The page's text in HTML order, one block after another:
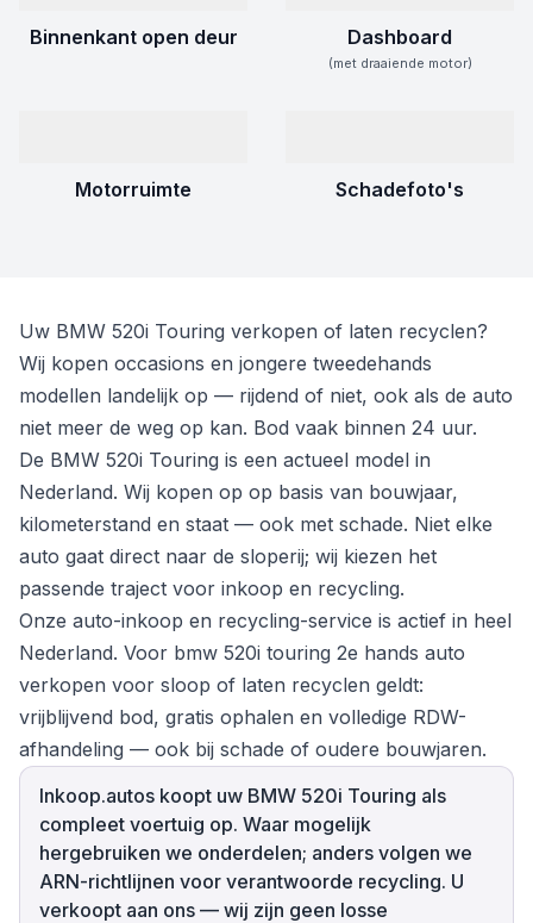
Binnenkant open deur Dashboard
(met draaiende motor)
Motorruimte Schadefoto's
Uw BMW 520i Touring verkopen of laten recyclen?
Wij kopen occasions en jongere tweedehands
modellen landelijk op — rijdend of niet, ook als de auto
niet meer de weg op kan. Bod vaak binnen 24 uur.
De BMW 520i Touring is een actueel model in
Nederland. Wij kopen op op basis van bouwjaar,
kilometerstand en staat — ook met schade. Niet elke
auto gaat direct naar de sloperij; wij kiezen het
passende traject voor inkoop en recycling.
Onze auto-inkoop en recycling-service is actief in heel
Nederland. Voor bmw 520i touring 2e hands auto
verkopen voor sloop of laten recyclen geldt:
vrijblijvend bod, gratis ophalen en volledige RDW-
afhandeling — ook bij schade of oudere bouwjaren.
Inkoop.autos koopt uw BMW 520i Touring als
compleet voertuig op. Waar mogelijk
hergebruiken we onderdelen; anders volgen we
ARN-richtlijnen voor verantwoorde recycling. U
verkoopt aan ons — wij zijn geen losse